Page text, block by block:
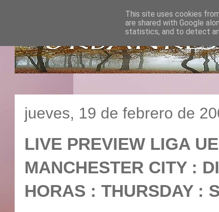
jueves, 19 de febrero de
LIVE PREVIEW LIGA
MANCHESTER CITY :
HORAS : THURSDAY :
This site uses cookies
are shared with Google
statistics, and to detect